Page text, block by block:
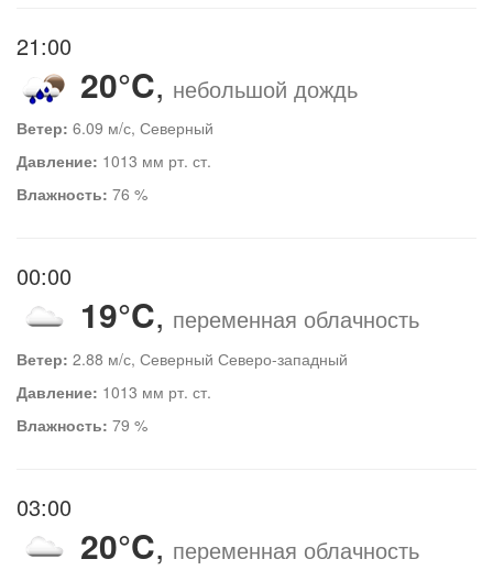
21:00
20°C, небольшой дождь
Ветер: 6.09 м/с, Северный
Давление: 1013 мм рт. ст.
Влажность: 76 %
00:00
19°C, переменная облачность
Ветер: 2.88 м/с, Северный Северо-западный
Давление: 1013 мм рт. ст.
Влажность: 79 %
03:00
20°C, переменная облачность